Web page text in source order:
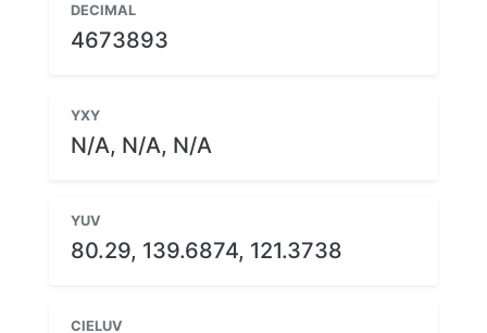
DECIMAL
4673893
YXY
N/A, N/A, N/A
YUV
80.29, 139.6874, 121.3738
CIELUV